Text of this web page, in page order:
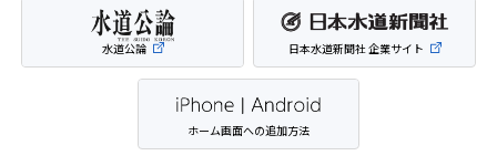
水道公論 日本水道新聞社 企業サイト
ホーム画面への追加方法